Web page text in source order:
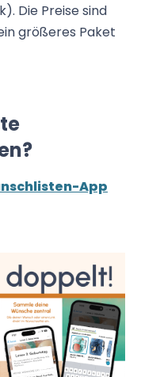
Die Preise sind
größeres Paket
App